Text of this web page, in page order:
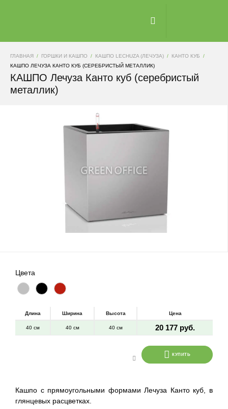
ГЛАВНАЯ ГОРШКИ И КАШПО КАШПО LECHUZA (ЛЕЧУЗА)
КАНТО КУБ
КАШПО ЛЕЧУЗА КАНТО КУБ (СЕРЕБРИСТЫЙ МЕТАЛЛИК)
КАШПО Лечуза Канто куб (серебристый
металлик)
Цвета
Длина Ширина Высота Цена
40 см 40 см 40 см 20 177 руб.
КУПИТЬ
Кашпо с прямоугольными формами Лечуза Канто куб, в
глянцевых расцветках.